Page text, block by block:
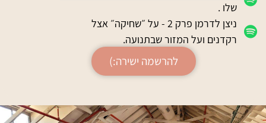
שלו .
ניצן לדרמן פרק 2 - על ״שחיקה״ אצל
רקדנים ועל המזור שבתנועה.
להרשמה ישירה:)